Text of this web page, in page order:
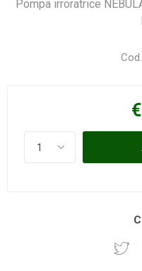
Pompa irroratrice